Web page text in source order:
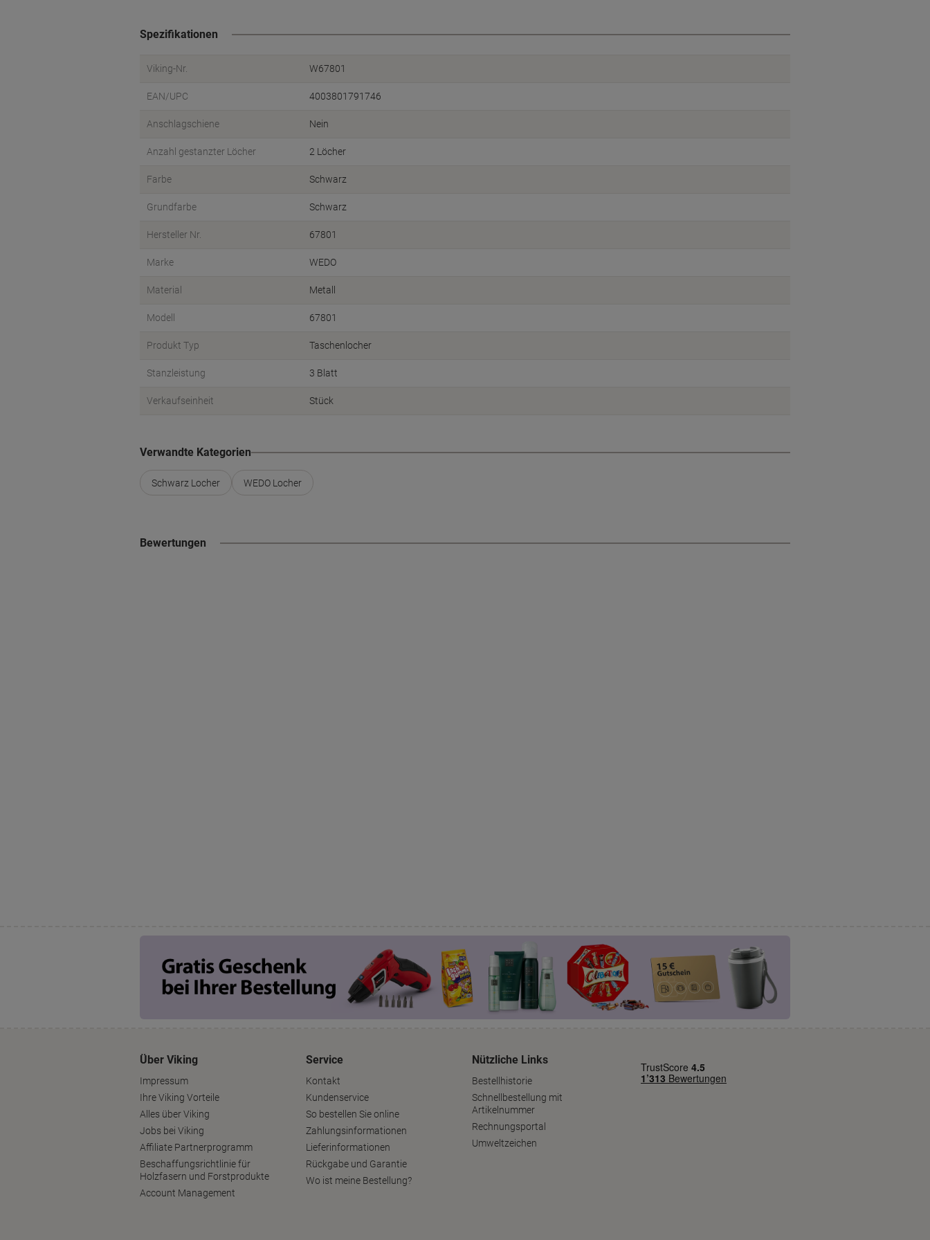
Spezifikationen
Viking-Nr. W67801
EAN/UPC 4003801791746
Anschlagschiene Nein
Anzahl gestanzter Löcher 2 Löcher
Farbe Schwarz
Grundfarbe Schwarz
Hersteller Nr. 67801
Marke WEDO
Material Metall
Modell 67801
Produkt Typ Taschenlocher
Stanzleistung 3 Blatt
Verkaufseinheit Stück
Verwandte Kategorien
Schwarz Locher WEDO Locher
Bewertungen
Über Viking
Impressum
Ihre Viking Vorteile
Alles über Viking
Jobs bei Viking
Affiliate Partnerprogramm
Beschaffungsrichtlinie für
Holzfasern und Forstprodukte
Account Management
Service
Kontakt
Kundenservice
So bestellen Sie online
Zahlungsinformationen
Lieferinformationen
Rückgabe und Garantie
Wo ist meine Bestellung?
Nützliche Links
Bestellhistorie
Schnellbestellung mit
Artikelnummer
Rechnungsportal
Umweltzeichen